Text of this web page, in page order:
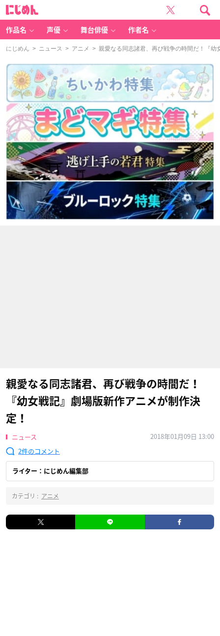
作品名 声優 舞台俳優 作者名
にじめん > ニュース > アニメ > 親愛なる同志諸君、再び戦争の時間だ！『幼
親愛なる同志諸君、再び戦争の時間だ！
『幼女戦記』劇場版新作アニメが制作決
定！
ニュース
2018年01月09日 13:00
2
ライター：にじめん編集部
カテゴリ : アニメ